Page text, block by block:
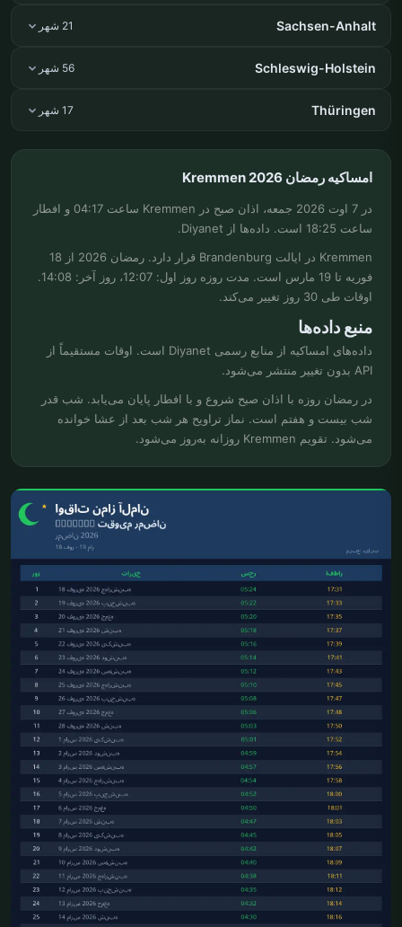
Sachsen-Anhalt 21 شهر
Schleswig-Holstein 56 شهر
Thüringen 17 شهر
امساکیه رمضان Kremmen 2026
در 7 اوت 2026 جمعه، اذان صبح در Kremmen ساعت 04:17 و افطار
ساعت 18:25 است. داده‌ها از Diyanet.
Kremmen در ایالت Brandenburg قرار دارد. رمضان 2026 از 18
فوریه تا 19 مارس است. مدت روزه روز اول: 12:07، روز آخر: 14:08.
اوقات طی 30 روز تغییر می‌کند.
منبع داده‌ها
داده‌های امساکیه از منابع رسمی Diyanet است. اوقات مستقیماً از
API بدون تغییر منتشر می‌شود.
در رمضان روزه با اذان صبح شروع و با افطار پایان می‌یابد. شب قدر
شب بیست و هفتم است. نماز تراویح هر شب بعد از عشا خوانده
می‌شود. تقویم Kremmen روزانه به‌روز می‌شود.